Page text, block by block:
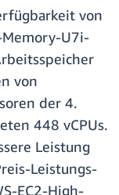
von
U7i-
von
der 4.
448 vCPUs.
Leistung
Leistungs-
EC2-High-